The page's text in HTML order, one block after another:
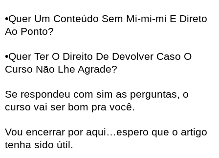
•Quer Um Conteúdo Sem Mi-mi-mi E Direto
Ao Ponto?
•Quer Ter O Direito De Devolver Caso O
Curso Não Lhe Agrade?
Se respondeu com sim as perguntas, o
curso vai ser bom pra você.
Vou encerrar por aqui…espero que o artigo
tenha sido útil.